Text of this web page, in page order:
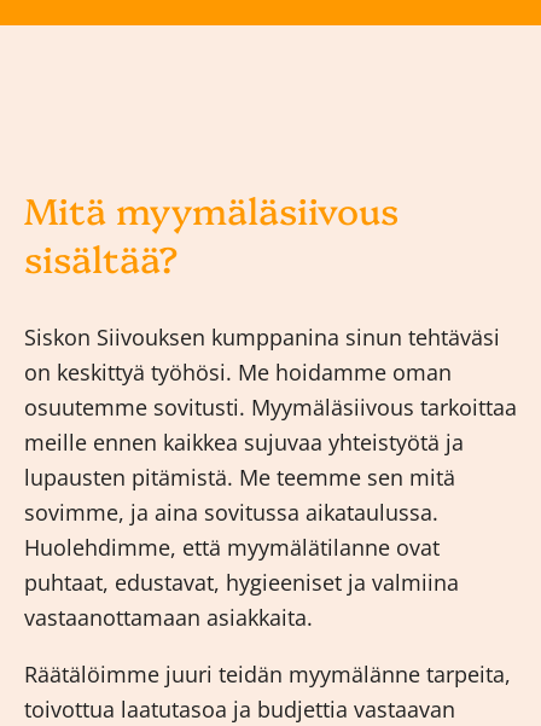
Mitä myymäläsiivous
sisältää?
Siskon Siivouksen kumppanina sinun tehtäväsi
on keskittyä työhösi. Me hoidamme oman
osuutemme sovitusti. Myymäläsiivous tarkoittaa
meille ennen kaikkea sujuvaa yhteistyötä ja
lupausten pitämistä. Me teemme sen mitä
sovimme, ja aina sovitussa aikataulussa.
Huolehdimme, että myymälätilanne ovat
puhtaat, edustavat, hygieeniset ja valmiina
vastaanottamaan asiakkaita.
Räätälöimme juuri teidän myymälänne tarpeita,
toivottua laatutasoa ja budjettia vastaavan